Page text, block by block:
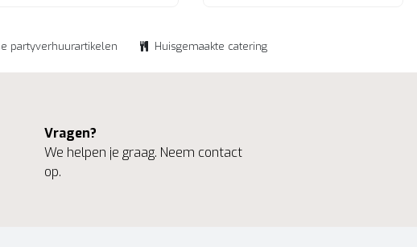
partyverhuurartikelen Huisgemaakte catering
Vragen?
We helpen je graag. Neem contact
op.